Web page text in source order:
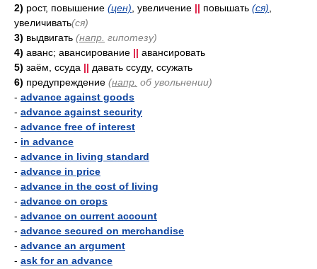
2) рост, повышение (цен) , увеличение || повышать (ся)
увеличивать(ся)
3) выдвигать (напр. гипотезу)
4) аванс; авансирование || авансировать
5) заём, ссуда || давать ссуду, ссужать
6) предупреждение (напр. об увольнении)
- advance against goods
- advance against security
- advance free of interest
- in advance
- advance in living standard
- advance in price
- advance in the cost of living
- advance on crops
- advance on current account
- advance secured on merchandise
- advance an argument
- ask for an advance